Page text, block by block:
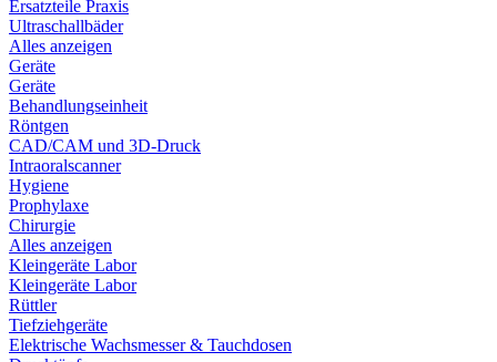
Ersatzteile Praxis
Ultraschallbäder
Alles anzeigen
Geräte
Geräte
Behandlungseinheit
Röntgen
CAD/CAM und 3D-Druck
Intraoralscanner
Hygiene
Prophylaxe
Chirurgie
Alles anzeigen
Kleingeräte Labor
Kleingeräte Labor
Rüttler
Tiefziehgeräte
Elektrische Wachsmesser & Tauchdosen